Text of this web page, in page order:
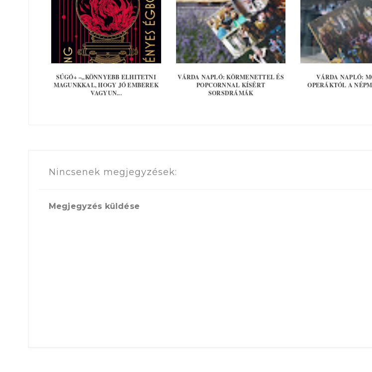
SÚGÓ+ –„KÖNNYEBB ELHITETNI
MAGUNKKAL, HOGY JÓ EMBEREK
VAGYUN...
VÁRDA NAPLÓ: KÖRMENETTEL ÉS
POPCORNNAL KÍSÉRT
SORSDRÁMÁK
VÁRDA NAPLÓ:
OPERÁKTÓL A
Nincsenek megjegyzések:
Megjegyzés küldése